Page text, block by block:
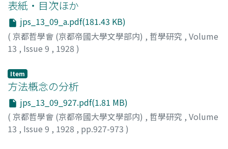
表紙・目次ほか
jps_13_09_a.pdf(181.43 KB)
( 京都哲學會 (京都帝國大學文學部内) , 哲學研究 , Volume
13 , Issue 9 , 1928 )
Item
方法槪念の分析
jps_13_09_927.pdf(1.81 MB)
( 京都哲學會 (京都帝國大學文學部内) , 哲學研究 , Volume
13 , Issue 9 , 1928 , pp.927-973 )